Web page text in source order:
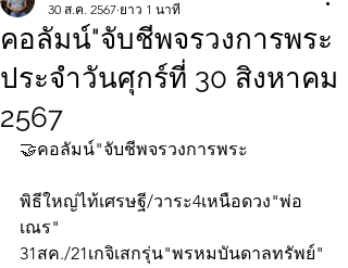
คอลัมน์"จับชีพจรวงการพระ
ประจำวันศุกร์ที่ 30 สิงหาคม
2567
30 ส.ค. 2567 ยาว 1 นาที
🤝คอลัมน์"จับชีพจรวงการพระ
พิธีใหญ่ไท้เศรษฐี/วาระ4เหนือดวง"พ่อ
เณร"
31สค./21เกจิเสกรุ่น"พรหมบันดาลทรัพย์"